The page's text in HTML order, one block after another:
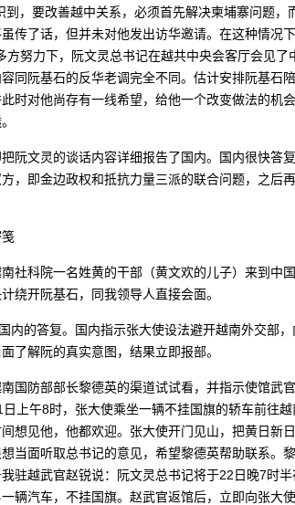
到，要改善越中关系，必须首先解决柬埔寨问题
传了话，但并未对他发出访华邀请。在这种情况
方努力下，阮文灵总书记在越共中央会客厅会见
同阮基石的反华老调完全不同。估计安排阮基石
时对他尚存有一线希望，给他一个改变做法的机
阮文灵的谈话内容详细报告了国内。国内很快答
，即金边政权和抵抗力量三派的联合问题，之后
社科院一名姓黄的干部（黄文欢的儿子）来到中
绕开阮基石，同我领导人直接会面。
内的答复。国内指示张大使设法避开越南外交部
了解阮的真实意图，结果立即报部。
国防部部长黎德英的渠道试试看，并指示使馆武
上午8时，张大使乘坐一辆不挂国旗的轿车前往
想见他，他都欢迎。张大使开门见山，把黄日新
当面听取总书记的意见，希望黎德英帮助联系。
驻越武官赵锐说：阮文灵总书记将于22日晚7时
辆汽车，不挂国旗。赵武官返馆后，立即向张大使